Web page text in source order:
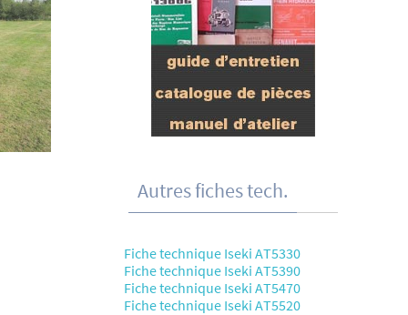
Autres fiches tech.
Fiche technique Iseki AT5330
Fiche technique Iseki AT5390
Fiche technique Iseki AT5470
Fiche technique Iseki AT5520